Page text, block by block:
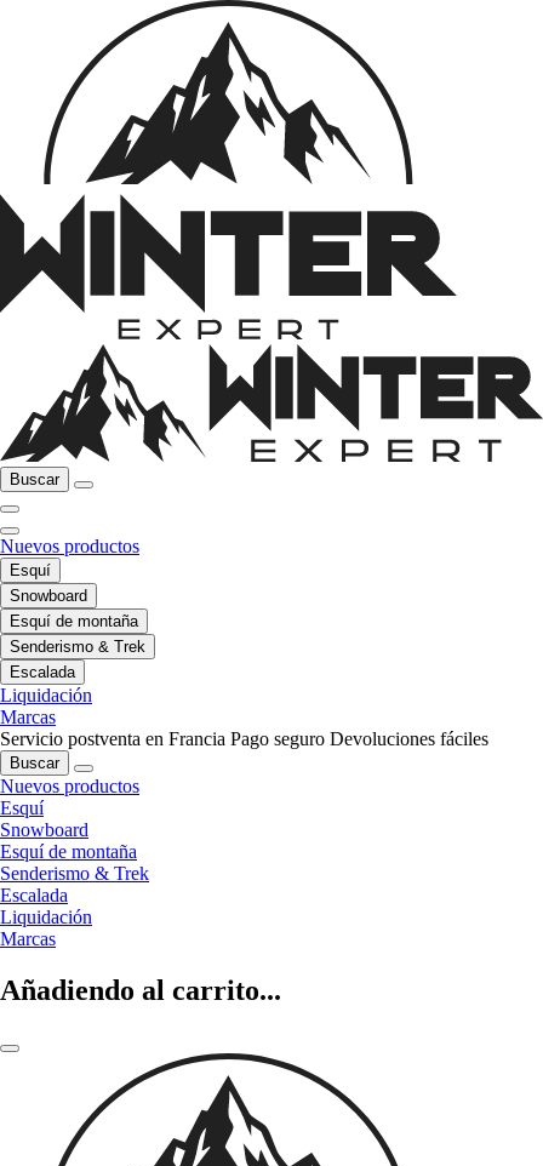
Buscar
Nuevos productos
Esquí
Snowboard
Esquí de montaña
Senderismo & Trek
Escalada
Liquidación
Marcas
Servicio postventa en Francia Pago seguro Devoluciones fáciles
Buscar
Nuevos productos
Esquí
Snowboard
Esquí de montaña
Senderismo & Trek
Escalada
Liquidación
Marcas
Añadiendo al carrito...